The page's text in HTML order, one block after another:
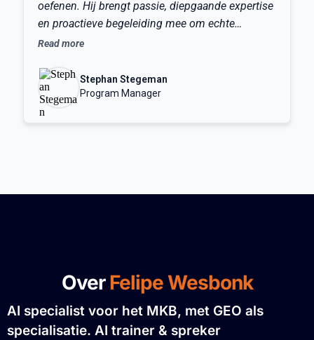
oefenen. Hij brengt passie, diepgaande expertise
en proactieve begeleiding mee om echte
vooruitgang te realiseren.
Read more
Stephan Stegeman
Program Manager
OverFelipe Wesbonk
AI specialist voor het MKB, met GEO als
specialisatie. AI trainer & spreker